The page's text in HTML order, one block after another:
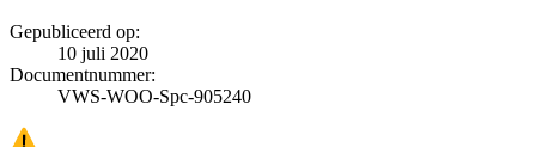
Gepubliceerd op:
10 juli 2020
Documentnummer:
VWS-WOO-Spc-905240